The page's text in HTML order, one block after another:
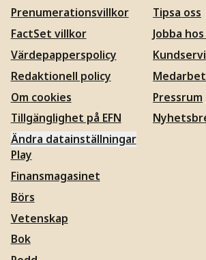
Prenumerationsvillkor
FactSet villkor
Värdepapperspolicy
Redaktionell policy
Om cookies
Tillgänglighet på EFN
Ändra datainställningar
Tipsa oss
Jobba
Pressrum
Play
Finansmagasinet
Börs
Vetenskap
Bok